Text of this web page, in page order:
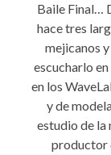
Baile Final…
hace tres
mejicanos
escucharlo
en los
y de
estudio de la
productor